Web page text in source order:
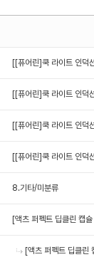
[[퓨어린]쿡 라이트 인
[[퓨어린]쿡 라이트 인
[[퓨어린]쿡 라이트 인
[[퓨어린]쿡 라이트 인
8.기타/미분류
[액츠 퍼펙트 딥클린 캡
[액츠 퍼펙트 딥클